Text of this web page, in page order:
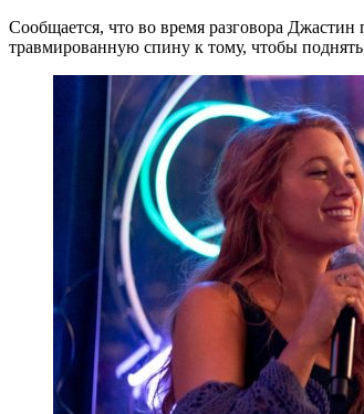
Сообщается, что во время разговора
травмированную спину к тому, чтобы